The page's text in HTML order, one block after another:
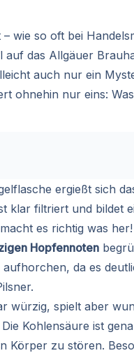
wie so oft bei
das Allgäuer
auch nur ein
ohnehin nur eins:
ergießt sich
klar filtriert und bildet
es richtig was her!
Hopfennoten
da es
würzig, spielt aber
Kohlensäure ist
Körper zu stören.